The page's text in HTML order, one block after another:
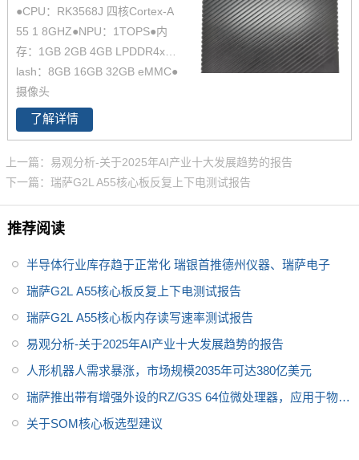
●CPU：RK3568J 四核Cortex-A
55 1 8GHZ●NPU：1TOPS●内
存：1GB 2GB 4GB LPDDR4x●F
lash：8GB 16GB 32GB eMMC●
摄像头
了解详情
上一篇：易观分析-关于2025年AI产业十大发展趋势的报告
下一篇：瑞萨G2L A55核心板反复上下电测试报告
推荐阅读
半导体行业库存趋于正常化 瑞银首推德州仪器、瑞萨电子
瑞萨G2L A55核心板反复上下电测试报告
瑞萨G2L A55核心板内存读写速率测试报告
易观分析-关于2025年AI产业十大发展趋势的报告
人形机器人需求暴涨，市场规模2035年可达380亿美元
瑞萨推出带有增强外设的RZ/G3S 64位微处理器，应用于物联
网
关于SOM核心板选型建议